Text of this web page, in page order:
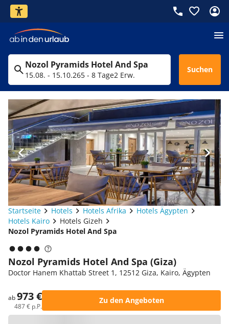
Nozol Pyramids Hotel And Spa
15.08. - 15.10.265 - 8 Tage2 Erw.
Suchen
Startseite Hotels Hotels Afrika
Hotels Ägypten
Hotels Kairo
Hotels Gizeh
Nozol Pyramids Hotel And Spa
Nozol Pyramids Hotel And Spa (Giza)
Doctor Hanem Khattab Street 1, 12512 Giza, Kairo, Ägypten
ab973 €
487 € p.P.
Zu den Angeboten